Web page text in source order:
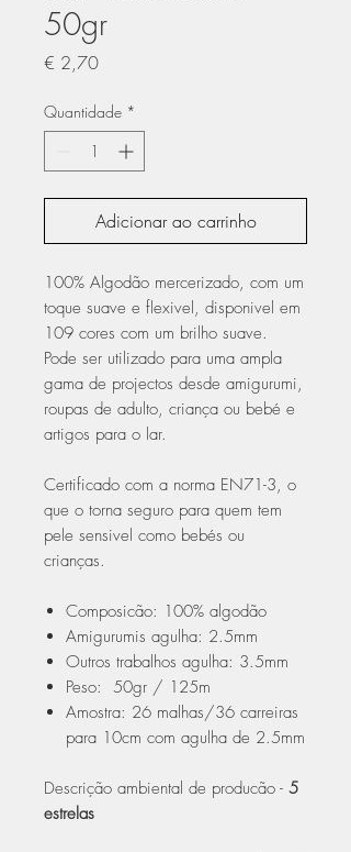
50gr
€ 2,70Preço
Quantidade *
Adicionar ao carrinho
100% Algodão mercerizado, com um
toque suave e flexivel, disponivel em
109 cores com um brilho suave.
Pode ser utilizado para uma ampla
gama de projectos desde amigurumi,
roupas de adulto, criança ou bebé e
artigos para o lar.
Certificado com a norma EN71-3, o
que o torna seguro para quem tem
pele sensivel como bebés ou
crianças.
Composicão: 100% algodão
Amigurumis agulha: 2.5mm
Outros trabalhos agulha: 3.5mm
Peso: 50gr / 125m
Amostra: 26 malhas/36 carreiras
para 10cm com agulha de 2.5mm
Descrição ambiental de producão - 5
estrelas